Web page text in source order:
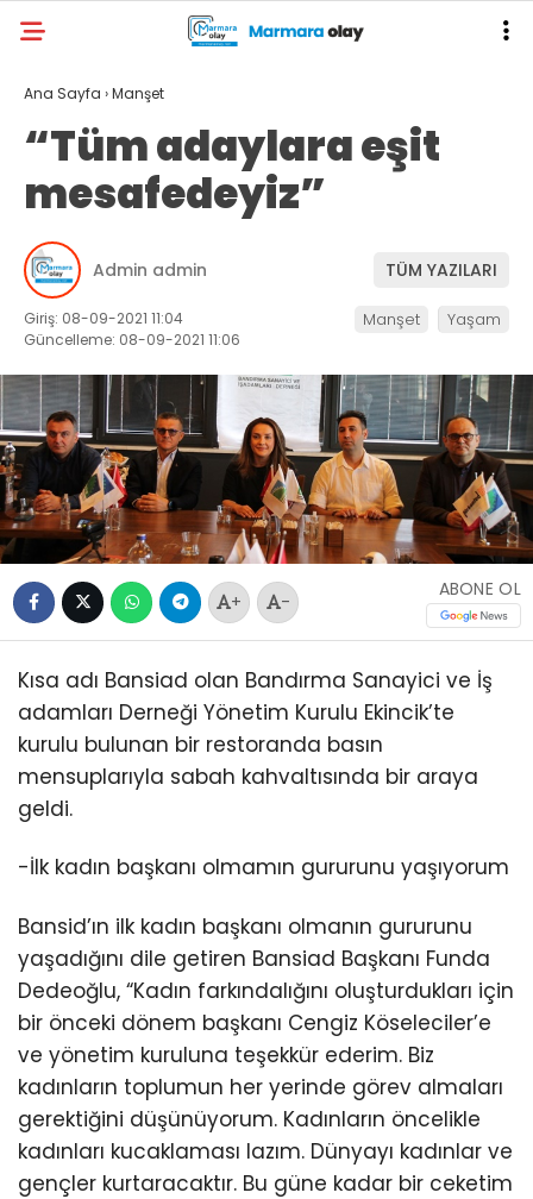
Ana Sayfa ›Manşet
“Tüm adaylara eşit
mesafedeyiz”
Admin admin TÜM YAZILARI
Giriş: 08-09-2021 11:04
Güncelleme: 08-09-2021 11:06
Manşet Yaşam
+ -
ABONE OL
Kısa adı Bansiad olan Bandırma Sanayici ve İş
adamları Derneği Yönetim Kurulu Ekincik’te
kurulu bulunan bir restoranda basın
mensuplarıyla sabah kahvaltısında bir araya
geldi.
-İlk kadın başkanı olmamın gururunu yaşıyorum
Bansid’ın ilk kadın başkanı olmanın gururunu
yaşadığını dile getiren Bansiad Başkanı Funda
Dedeoğlu, “Kadın farkındalığını oluşturdukları için
bir önceki dönem başkanı Cengiz Köseleciler’e
ve yönetim kuruluna teşekkür ederim. Biz
kadınların toplumun her yerinde görev almaları
gerektiğini düşünüyorum. Kadınların öncelikle
kadınları kucaklaması lazım. Dünyayı kadınlar ve
gençler kurtaracaktır. Bu güne kadar bir ceketim